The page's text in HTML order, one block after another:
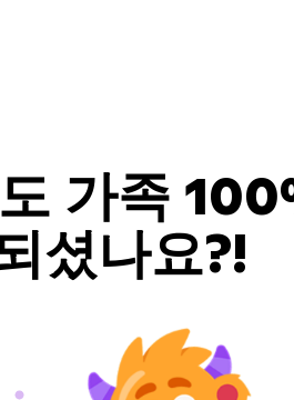
가족
셨나요?!